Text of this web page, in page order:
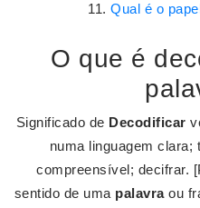
Qual é o
O que é
Significado de Decodificar
numa linguagem clara;
compreensível; decifrar.
sentido de uma palavraou